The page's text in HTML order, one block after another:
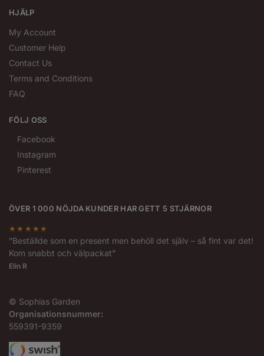
HJÄLP
My Account
Customer Help
Contact Us
Terms and Conditions
FAQ
FÖLJ OSS
Facebook
Instagram
Pinterest
ÖVER 1 000 NÖJDA KUNDER HAR GETT 5 STJÄRNOR
★★★★★
”Beställde som en present men behöll det själv – så fint var det!
Kom snabbt och välpackat”
Elin R
© Sophias Garden
Organisationsnummer:
559391-9359